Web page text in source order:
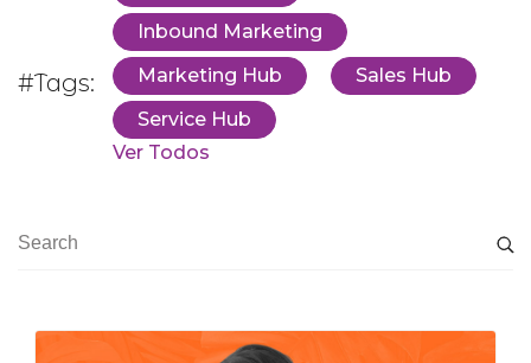
#Tags:
Inbound Marketing
Marketing Hub
Sales Hub
Service Hub
Ver Todos